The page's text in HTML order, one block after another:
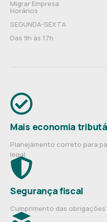
Migrar Empresa
Horários
SEGUNDA-SEXTA
Das 9h às 17h
Mais economia
Planejamento correto para
legal.
Segurança fiscal
Cumprimento das